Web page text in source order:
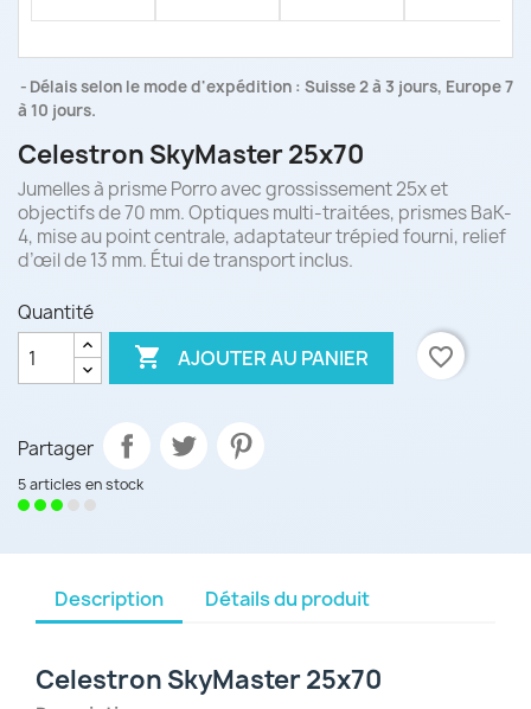
Délais selon le mode d'expédition : Suisse 2 à 3 jours, Europe 7
à 10 jours.
Celestron SkyMaster 25x70
Jumelles à prisme Porro avec grossissement 25x et
objectifs de 70 mm. Optiques multi-traitées, prismes BaK-
4, mise au point centrale, adaptateur trépied fourni, relief
d’œil de 13 mm. Étui de transport inclus.
Quantité
 AJOUTER AU PANIER favorite_border
Partager
5 articles en stock
Description Détails du produit
Celestron SkyMaster 25x70